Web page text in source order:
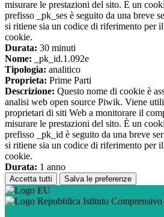
misurare le prestazioni del sito. È un
prefisso _pk_ses è seguito da una breve
si ritiene sia un codice di riferimento per
cookie.
Durata: 30 minuti
Nome: _pk_id.1.092e
Tipologia: analitico
Proprieta: Prime Parti
Descrizione: Questo nome di cookie è
analisi web open source Piwik. Viene
proprietari di siti Web a monitorare il
misurare le prestazioni del sito. È un
prefisso _pk_id è seguito da una breve
si ritiene sia un codice di riferimento per
cookie.
Durata: 1 anno
Accetta tutti Salva le preferenze
Istituto